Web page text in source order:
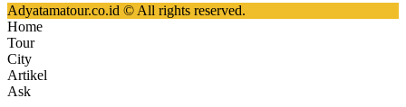
Adyatamatour.co.id © All rights reserved.
Home
Tour
City
Artikel
Ask